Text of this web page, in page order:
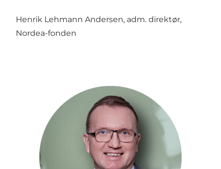
Henrik Lehmann Andersen, adm. direktør,
Nordea-fonden